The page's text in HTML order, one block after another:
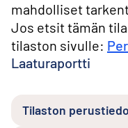
mahdolliset
Jos etsit tämän
tilaston sivulle:
Laaturaportti
Tilaston